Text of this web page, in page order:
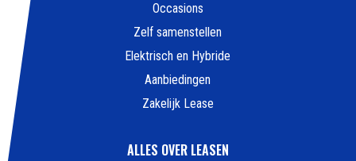
Occasions
Zelf samenstellen
Elektrisch en Hybride
Aanbiedingen
Zakelijk Lease
ALLES OVER LEASEN